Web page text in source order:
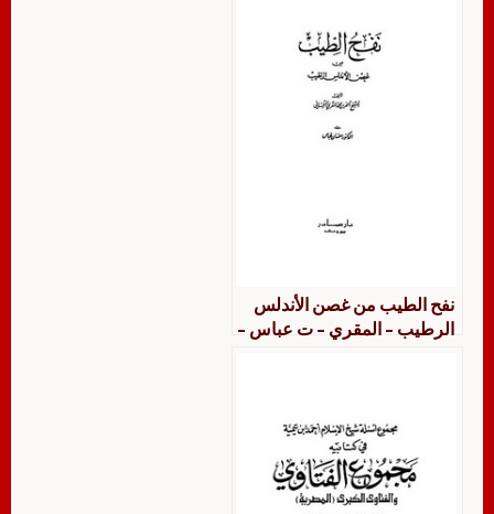
نفح الطيب من غصن الأندلس
الرطيب – المقري – ت عباس –